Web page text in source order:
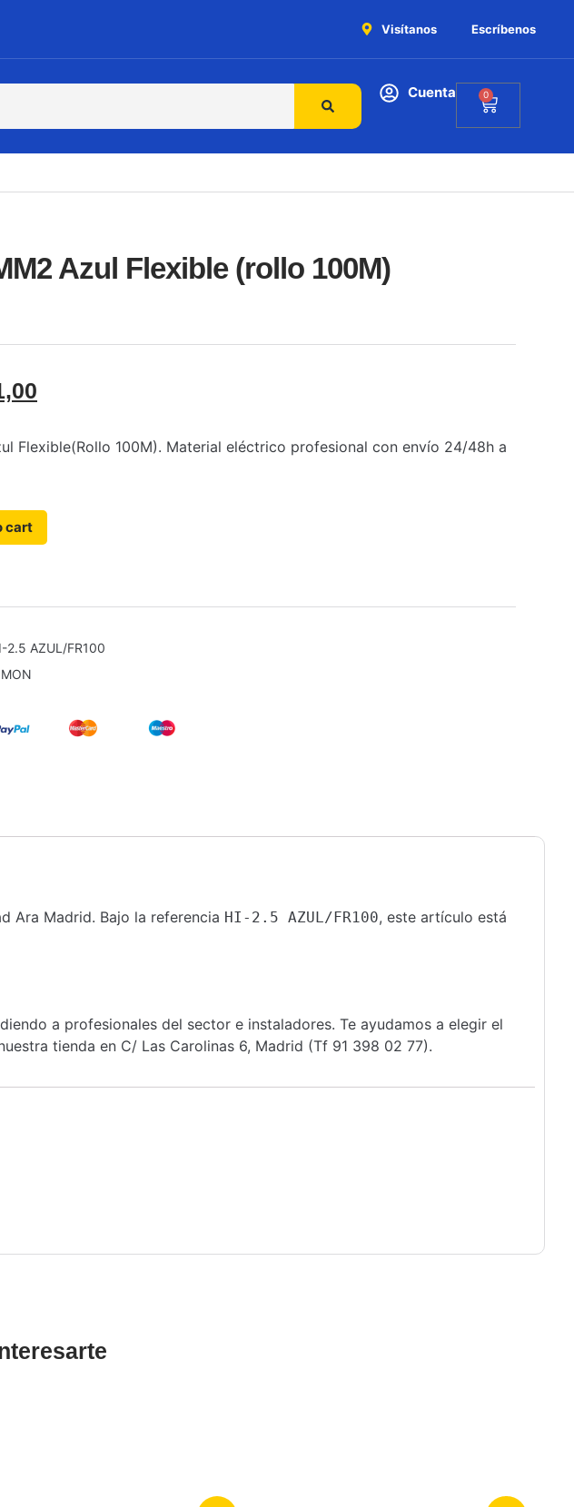
Visítanos Escríbenos
Cuenta 0
Azul Flexible (rollo 100M)
Flexible(Rollo 100M). Material eléctrico profesional con envío 24/48h a
cart
2.5 AZUL/FR100
Ara Madrid. Bajo la referencia HI-2.5 AZUL/FR100, este artículo está
a profesionales del sector e instaladores. Te ayudamos a elegir el
tienda en C/ Las Carolinas 6, Madrid (Tf 91 398 02 77).